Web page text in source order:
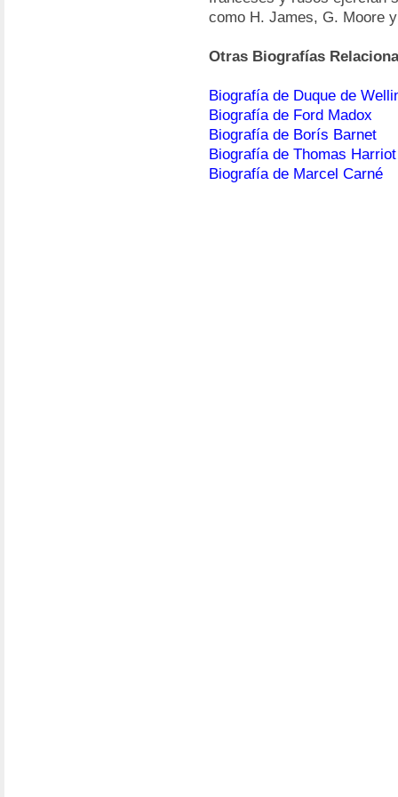
como H. James, G. Moore
Otras Biografías
Biografía de Duque de
Biografía de Ford Madox
Biografía de Borís Barnet
Biografía de Thomas Harriot
Biografía de Marcel Carné